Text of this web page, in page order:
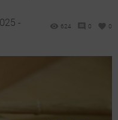
-
624 0 0